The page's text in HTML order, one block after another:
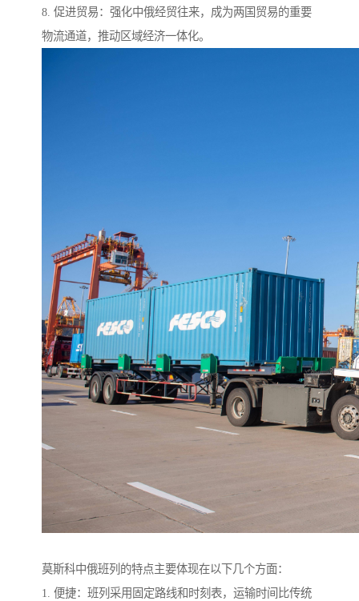
8. 促进贸易：强化中俄经贸往来，成为两国贸易的重要
物流通道，推动区域经济一体化。
莫斯科中俄班列的特点主要体现在以下几个方面：
1. 便捷：班列采用固定路线和时刻表，运输时间比传统